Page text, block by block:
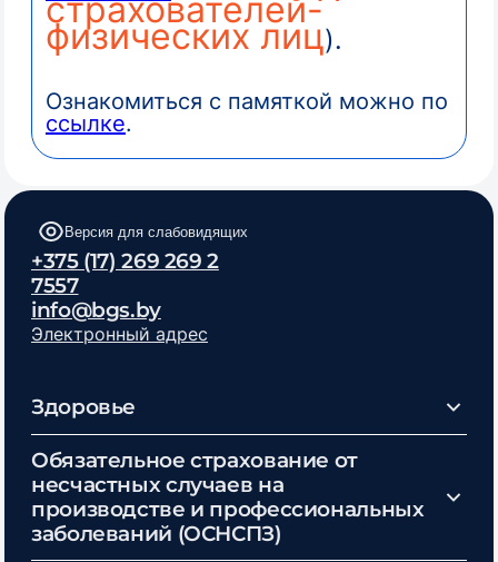
страхователей-
физических лиц).
Ознакомиться с памяткой можно по
ссылке.
Версия для слабовидящих
+375 (17) 269 269 2
7557
info@bgs.by
Электронный адрес
Здоровье
Обязательное страхование от
несчастных случаев на
производстве и профессиональных
заболеваний (ОСНСПЗ)